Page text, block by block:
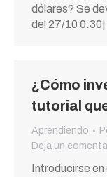
dólares? Se
del 27/10
¿Cómo
tutorial
Aprendiendo
Deja un
Introducirse en